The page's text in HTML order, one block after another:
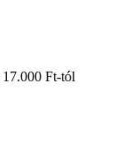
17.000 Ft-tól